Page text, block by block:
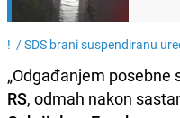
! /SDS brani suspendiranu
„Odgađanjem
RS, odmah nakon